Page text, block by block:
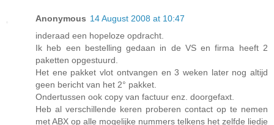
Anonymous 14 August 2008 at 10:47
inderaad een hopeloze opdracht.
Ik heb een bestelling gedaan in de VS en firma heeft 2
paketten opgestuurd.
Het ene pakket vlot ontvangen en 3 weken later nog altijd
geen bericht van het 2° pakket.
Ondertussen ook copy van factuur enz. doorgefaxt.
Heb al verschillende keren proberen contact op te nemen
met ABX op alle mogelijke nummers telkens het zelfde liedje